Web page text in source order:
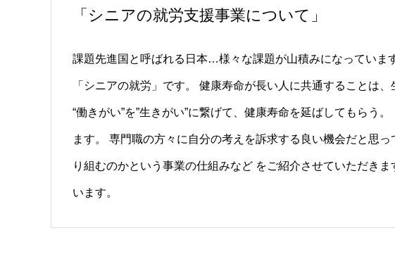
「シニアの就労支援事業について」
課題先進国と呼ばれる日本…様々な課題が山積みになっていま
「シニアの就労」です。 健康寿命が長い人に共通することは
“働きがい”を”生きがい”に繋げて、健康寿命を延ばしてもら
ます。 専門職の方々に自分の考えを訴求する良い機会だと思
り組むのかという事業の仕組みなど をご紹介させていただき
います。